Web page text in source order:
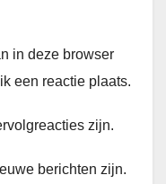
in deze browser
een reactie plaats.
zijn.
berichten zijn.